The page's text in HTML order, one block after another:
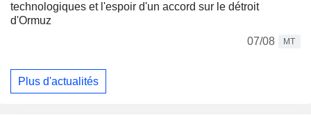
technologiques et l'espoir d'un accord sur le détroit
d'Ormuz
07/08
MT
Plus d'actualités